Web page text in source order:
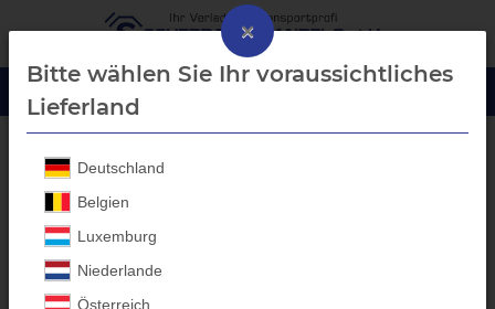
% Abverkauf %
Aufbauten im Abverkauf –
hochwertige
×
Bitte wählen Sie Ihr voraussichtliches
Lieferland
Deutschland
Belgien
Luxemburg
Niederlande
Österreich